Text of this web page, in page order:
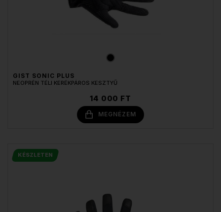
GIST SONIC PLUS
NEOPRÉN TÉLI KERÉKPÁROS KESZTYŰ
14 000 FT
MEGNÉZEM
KÉSZLETEN